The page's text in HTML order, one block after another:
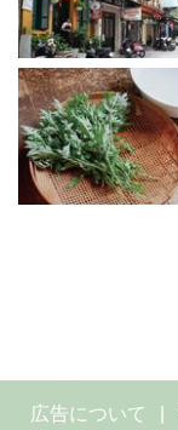
広告について